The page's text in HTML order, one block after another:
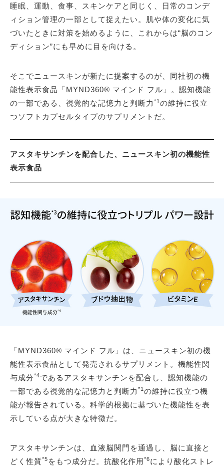
睡眠、運動、食事、スキンケアと同じく、日常のコンデ
ィション管理の一部として捉えたい。肌や体の変化に気
づいたときに対策を始めるように、これからは“脳のコン
ディション”にも早めに目を向ける。
そこでニュースキンが新たに提案するのが、同社初の機
能性表示食品「MYND360® マインド フル」。認知機能
の一部である、視覚的な記憶力と判断力 *1 の維持に役立
つソフトカプセルタイプのサプリメントだ。
アスタキサンチンを配合した、ニュースキン初の機能性
表示食品
「MYND360® マインド フル」は、ニュースキン初の機
能性表示食品として発売されるサプリメント。機能性関
与成分*4であるアスタキサンチンを配合し、認知機能の
一部である視覚的な記憶力と判断力 *1 の維持に役立つ機
能が報告されている。科学的根拠に基づいた機能性を表
示している点が大きな特徴だ。
アスタキサンチンは、血液脳関門を通過し、脳に直接と
どく性質*5 をもつ成分だ。抗酸化作用*6により酸化ストレ